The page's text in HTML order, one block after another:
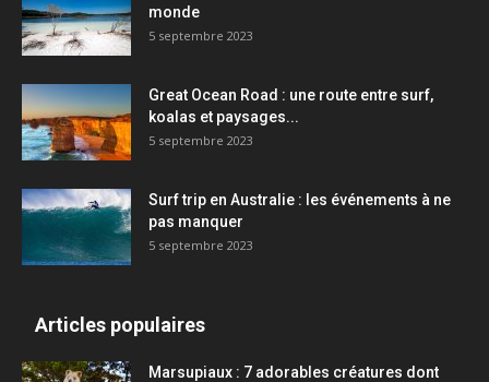
monde
5 septembre 2023
Great Ocean Road : une route entre surf,
koalas et paysages...
5 septembre 2023
Surf trip en Australie : les événements à ne
pas manquer
5 septembre 2023
Articles populaires
Marsupiaux : 7 adorables créatures dont